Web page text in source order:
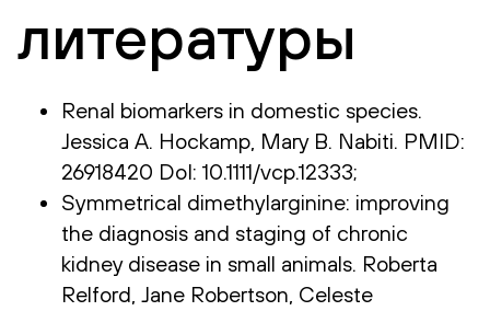
литературы
Renal biomarkers in domestic species.
Jessica A. Hockamp, Mary B. Nabiti. PMID:
26918420 DoI: 10.1111/vcp.12333;
Symmetrical dimethylarginine: improving
the diagnosis and staging of chronic
kidney disease in small animals. Roberta
Relford, Jane Robertson, Celeste